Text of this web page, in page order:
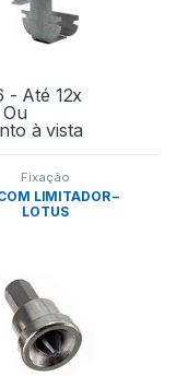
- Até 12x
Ou
à vista
Fixação
LIMITADOR –
LOTUS